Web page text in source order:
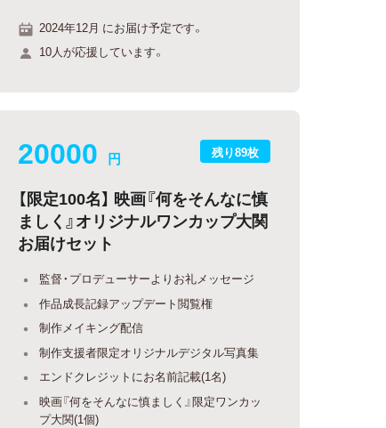
2024年12月 にお届け予定です。
10人が応援しています。
残り89枚
20000 円
【限定100名】 映画『何をそんなに慎
ましく』オリジナルワンカップ大関
お届けセット
監督・プロデューサーよりお礼メッセージ
作品成長記録アップデート閲覧権
制作メイキング配信
制作支援者限定オリジナルデジタル写真集
エンドクレジットにお名前記載(1名)
映画『何をそんなに慎ましく』限定ワンカッ
プ大関(1個)